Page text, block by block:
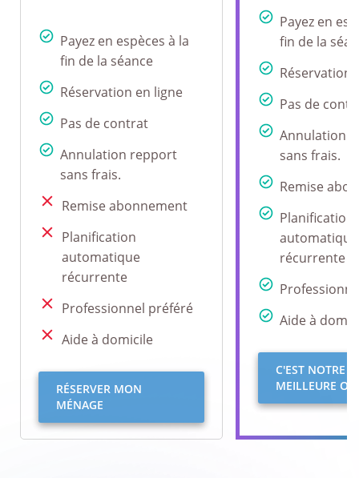
Payez en
fin de la
Réservation
Pas de
Annulation
sans frais.
Remise
Planification
automatique
récurrente
Aide à
C'EST NOTRE
MEILLEURE
Payez en espèces à la
fin de la séance
Réservation en ligne
Pas de contrat
Annulation repport
sans frais.
Remise abonnement
Planification
automatique
récurrente
Professionnel préféré
Aide à domicile
RÉSERVER MON
MÉNAGE